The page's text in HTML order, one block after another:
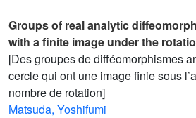
Groups of real analytic
with a finite image under the
[Des groupes de difféomorphismes
cercle qui ont une image finie sous
nombre de rotation]
Matsuda, Yoshifumi